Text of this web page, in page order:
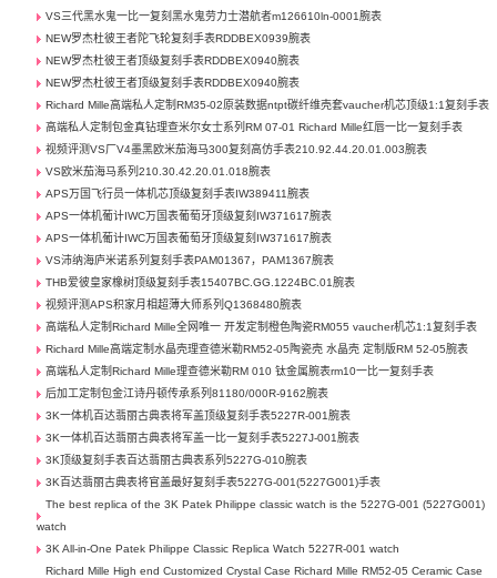
VS三代黑水鬼一比一复刻黑水鬼劳力士潜航者m126610ln-0001腕表
NEW罗杰杜彼王者陀飞轮复刻手表RDDBEX0939腕表
NEW罗杰杜彼王者顶级复刻手表RDDBEX0940腕表
NEW罗杰杜彼王者顶级复刻手表RDDBEX0940腕表
Richard Mille高端私人定制RM35-02原装数据ntpt碳纤维壳套vaucher机芯顶级1:1复刻手表
高端私人定制包金真钻理查米尔女士系列RM 07-01 Richard Mille红唇一比一复刻手表
视频评测VS厂V4墨黑欧米茄海马300复刻高仿手表210.92.44.20.01.003腕表
VS欧米茄海马系列210.30.42.20.01.018腕表
APS万国飞行员一体机芯顶级复刻手表IW389411腕表
APS一体机葡计IWC万国表葡萄牙顶级复刻IW371617腕表
APS一体机葡计IWC万国表葡萄牙顶级复刻IW371617腕表
VS沛纳海庐米诺系列复刻手表PAM01367，PAM1367腕表
THB爱彼皇家橡树顶级复刻手表15407BC.GG.1224BC.01腕表
视频评测APS积家月相超薄大师系列Q1368480腕表
高端私人定制Richard Mille全网唯一 开发定制橙色陶瓷RM055 vaucher机芯1:1复刻手表
Richard Mille高端定制水晶壳理查德米勒RM52-05陶瓷壳 水晶壳 定制版RM 52-05腕表
高端私人定制Richard Mille理查德米勒RM 010 钛金属腕表rm10一比一复刻手表
后加工定制包金江诗丹顿传承系列81180/000R-9162腕表
3K一体机百达翡丽古典表将军盖顶级复刻手表5227R-001腕表
3K一体机百达翡丽古典表将军盖一比一复刻手表5227J-001腕表
3K顶级复刻手表百达翡丽古典表系列5227G-010腕表
3K百达翡丽古典表将官盖最好复刻手表5227G-001(5227G001)手表
The best replica of the 3K Patek Philippe classic watch is the 5227G-001 (5227G001)
watch
3K All-in-One Patek Philippe Classic Replica Watch 5227R-001 watch
Richard Mille High end Customized Crystal Case Richard Mille RM52-05 Ceramic Case